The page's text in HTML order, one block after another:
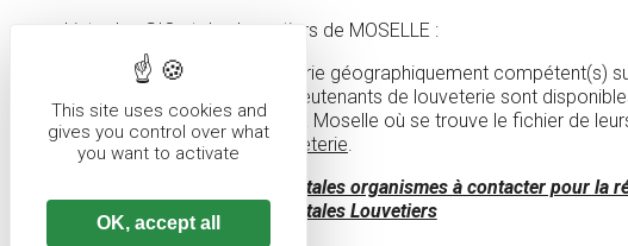
Liste des GIC et des louvetiers de MOSELLE :
Le(s) lieutenant(s) de louveterie géographiquement
. Les adresses courriel des lieutenants de louveterie sont
internet de la préfecture de la Moselle où se trouve le fichier de
Moselle/Lieutenants-de-louveterie
Annexe 14 adresse postales organismes à contacter pour la
Annexe 15 adresse postales Louvetiers
This site uses cookies and
gives you control over what
you want to activate
OK, accept all